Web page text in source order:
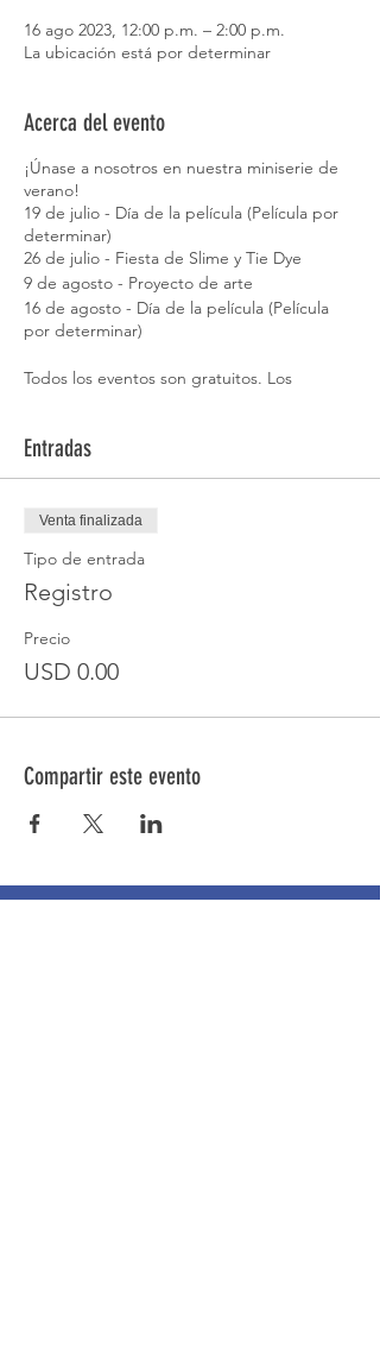
16 ago 2023, 12:00 p.m. – 2:00 p.m.
La ubicación está por determinar
Acerca del evento
¡Únase a nosotros en nuestra miniserie de
verano!
19 de julio - Día de la película (Película por
determinar)
26 de julio - Fiesta de Slime y Tie Dye
9 de agosto - Proyecto de arte
16 de agosto - Día de la película (Película
por determinar)
Todos los eventos son gratuitos. Los
Entradas
Venta finalizada
Tipo de entrada
Registro
Precio
USD 0.00
Compartir este evento